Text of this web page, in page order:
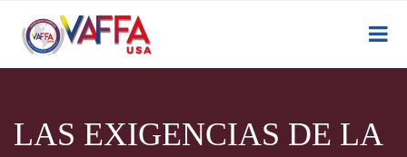
LAS EXIGENCIAS DE LA